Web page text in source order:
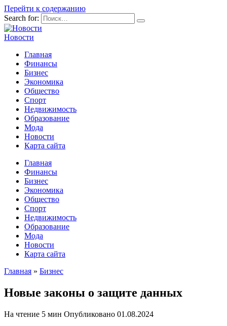
Перейти к содержанию
Search for:
Новости
Главная
Финансы
Бизнес
Экономика
Общество
Спорт
Недвижимость
Образование
Мода
Новости
Карта сайта
Главная
Финансы
Бизнес
Экономика
Общество
Спорт
Недвижимость
Образование
Мода
Новости
Карта сайта
Главная » Бизнес
Новые законы о защите данных
На чтение 5 мин Опубликовано 01.08.2024